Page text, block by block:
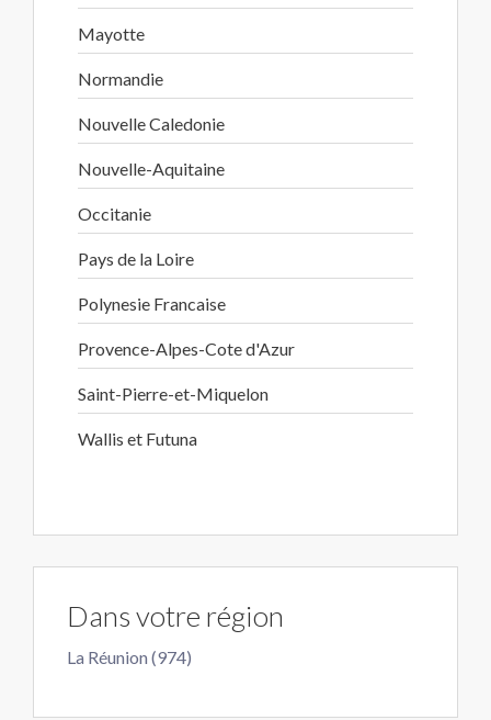
Mayotte
Normandie
Nouvelle Caledonie
Nouvelle-Aquitaine
Occitanie
Pays de la Loire
Polynesie Francaise
Provence-Alpes-Cote d'Azur
Saint-Pierre-et-Miquelon
Wallis et Futuna
Dans votre région
La Réunion (974)